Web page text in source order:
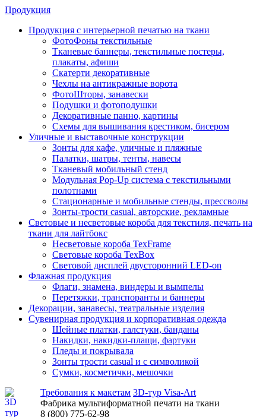
Продукция
Продукция с интерьерной печатью на ткани
ФотоФоны текстильные
Тканевые баннеры, текстильные постеры,
плакаты, афиши
Скатерти декоративные
Чехлы на антикражные ворота
ФотоШторы, занавески
Подушки и фотоподушки
Декоративные панно, картины
Схемы для вышивания крестиком, бисером
Уличные и выставочные конструкции
Зонты для кафе, уличные и пляжные
Палатки, шатры, тенты, навесы
Тканевый мобильный стенд
Модульная Pop-Up система с текстильными
полотнами
Стационарные и мобильные стенды, прессволы
Зонты-трости casual, авторские, рекламные
Световые и несветовые короба для текстиля, печать на
ткани для лайтбокс
Несветовые короба TexFrame
Световые короба TexBox
Световой дисплей двусторонний LED-on
Флажная продукция
Флаги, знамена, виндеры и вымпелы
Перетяжки, транспоранты и баннеры
Декорации, занавесы, театральные изделия
Сувенирная продукция и корпоративная одежда
Шейные платки, галстуки, банданы
Накидки, накидки-плащи, фартуки
Пледы и покрывала
Зонты трости casual и с символикой
Сумки, косметички, мешочки
Требования к макетам 3D-тур Visa-Art
Фабрика мультиформатной печати на ткани
8 (800) 775-62-98